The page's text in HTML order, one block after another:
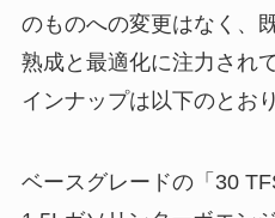
のものへの変更はなく、
熟成と最適化に注力され
インナップは以下のとお
ベースグレードの「30